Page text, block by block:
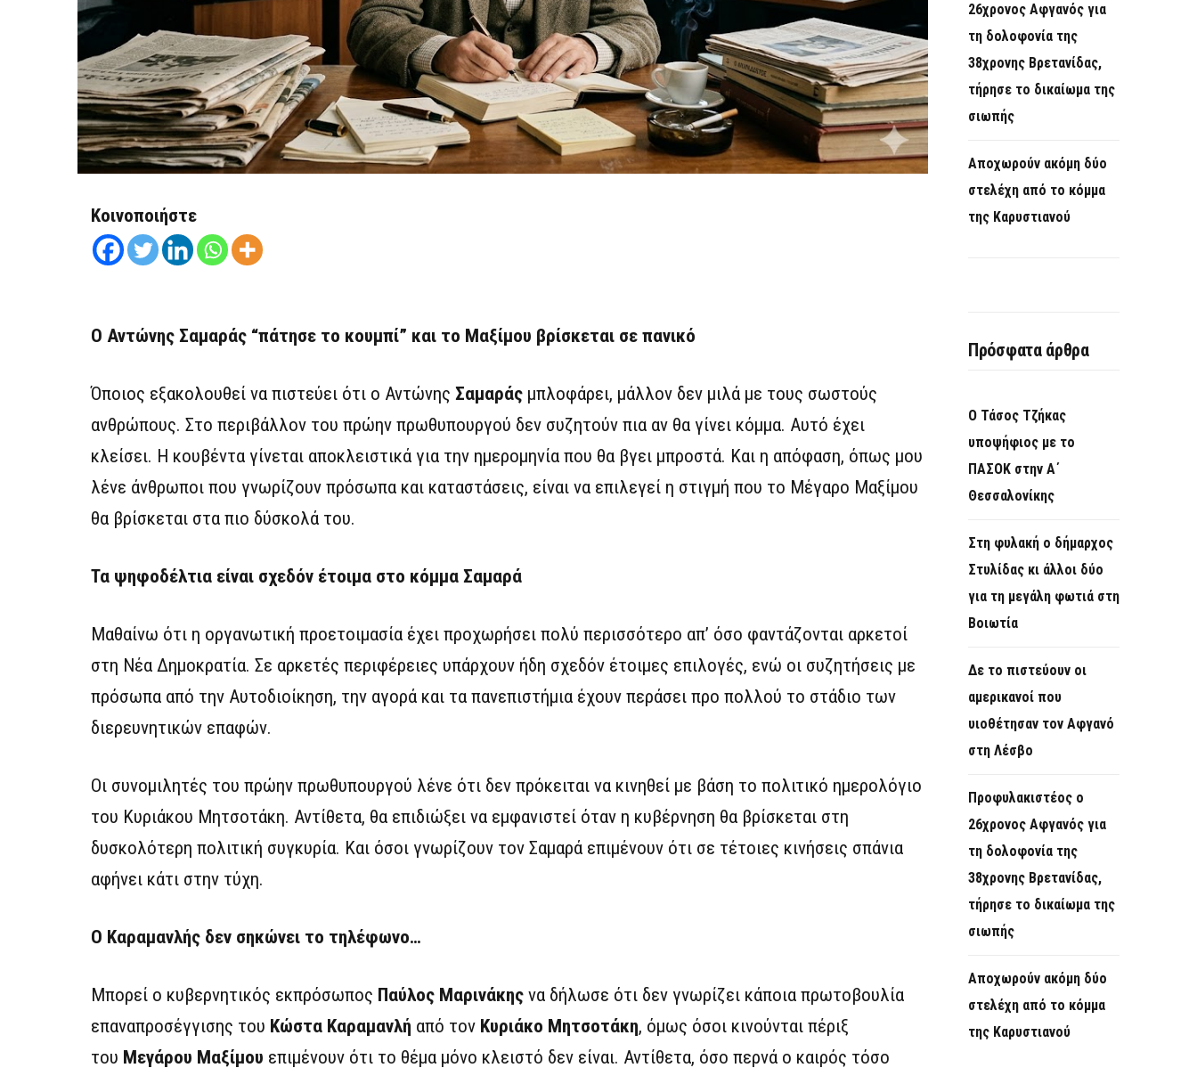
Κοινοποιήστε
Ο Αντώνης Σαμαράς “πάτησε το κουμπί” και το Μαξίμου βρίσκεται σε πανικό
Όποιος εξακολουθεί να πιστεύει ότι ο Αντώνης Σαμαράς μπλοφάρει, μάλλον δεν μιλά με τους σωστούς
ανθρώπους. Στο περιβάλλον του πρώην πρωθυπουργού δεν συζητούν πια αν θα γίνει κόμμα. Αυτό έχει
κλείσει. Η κουβέντα γίνεται αποκλειστικά για την ημερομηνία που θα βγει μπροστά. Και η απόφαση, όπως μου
λένε άνθρωποι που γνωρίζουν πρόσωπα και καταστάσεις, είναι να επιλεγεί η στιγμή που το Μέγαρο Μαξίμου
θα βρίσκεται στα πιο δύσκολά του.
Τα ψηφοδέλτια είναι σχεδόν έτοιμα στο κόμμα Σαμαρά
Μαθαίνω ότι η οργανωτική προετοιμασία έχει προχωρήσει πολύ περισσότερο απ’ όσο φαντάζονται αρκετοί
στη Νέα Δημοκρατία. Σε αρκετές περιφέρειες υπάρχουν ήδη σχεδόν έτοιμες επιλογές, ενώ οι συζητήσεις με
πρόσωπα από την Αυτοδιοίκηση, την αγορά και τα πανεπιστήμια έχουν περάσει προ πολλού το στάδιο των
διερευνητικών επαφών.
Οι συνομιλητές του πρώην πρωθυπουργού λένε ότι δεν πρόκειται να κινηθεί με βάση το πολιτικό ημερολόγιο
του Κυριάκου Μητσοτάκη. Αντίθετα, θα επιδιώξει να εμφανιστεί όταν η κυβέρνηση θα βρίσκεται στη
δυσκολότερη πολιτική συγκυρία. Και όσοι γνωρίζουν τον Σαμαρά επιμένουν ότι σε τέτοιες κινήσεις σπάνια
αφήνει κάτι στην τύχη.
Ο Καραμανλής δεν σηκώνει το τηλέφωνο…
Μπορεί ο κυβερνητικός εκπρόσωπος Παύλος Μαρινάκης να δήλωσε ότι δεν γνωρίζει κάποια πρωτοβουλία
επαναπροσέγγισης του Κώστα Καραμανλή από τον Κυριάκο Μητσοτάκη, όμως όσοι κινούνται πέριξ
του Μεγάρου Μαξίμου επιμένουν ότι το θέμα μόνο κλειστό δεν είναι. Αντίθετα, όσο περνά ο καιρός τόσο
26χρονος Αφγανός για
τη δολοφονία της
38χρονης Βρετανίδας,
τήρησε το δικαίωμα της
σιωπής
Αποχωρούν ακόμη δύο
στελέχη από το κόμμα
της Καρυστιανού
Πρόσφατα άρθρα
Ο Τάσος Τζήκας
υποψήφιος με το
ΠΑΣΟΚ στην Α΄
Θεσσαλονίκης
Στη φυλακή ο δήμαρχος
Στυλίδας κι άλλοι δύο
για τη μεγάλη φωτιά στη
Βοιωτία
Δε το πιστεύουν οι
αμερικανοί που
υιοθέτησαν τον Αφγανό
στη Λέσβο
Προφυλακιστέος ο
26χρονος Αφγανός για
τη δολοφονία της
38χρονης Βρετανίδας,
τήρησε το δικαίωμα της
σιωπής
Αποχωρούν ακόμη δύο
στελέχη από το κόμμα
της Καρυστιανού